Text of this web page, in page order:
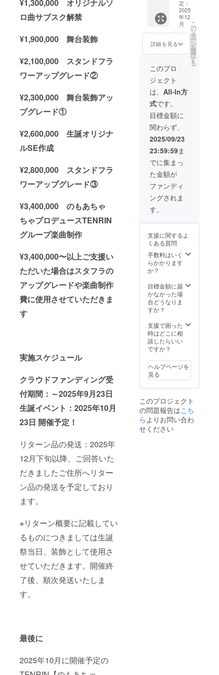
¥1,300,000 オリジナルソ
ロ曲サブスク解禁
¥1,900,000 舞台装飾
¥2,100,000 スタンドフラ
ワーアップグレード②
¥2,300,000 舞台装飾アッ
プグレード①
¥2,600,000 生誕オリジナ
ルSE作成
¥2,800,000 スタンドフラ
ワーアップグレード③
¥3,400,000 のもあちゃ
ちゃプロデュースTENRIN
グループ楽曲制作
¥3,400,000〜以上ご支援い
ただいた場合はスタフラの
アップグレードや楽曲制作
費に使用させていただきま
す
実施スケジュール
クラウドファンディング受
付期間：～2025年9月23日
生誕イベント：2025年10月
23日 開催予定！
リターン品の発送：2025年
12月下旬以降、ご回答いた
だきましたご住所へリター
ン品の発送を予定しており
ます。
※リターン概要に記載してい
るものにつきましては生誕
祭当日、装飾として使用さ
せていただきます。開催終
了後、順次発送いたしま
す。
最後に
2025年10月に開催予定の
状態で
ご自宅
へ発送
させて
いただ
きま
定オリ
ジナル
ネーム
アク
キー 生
誕イラ
ストと
備考欄
に記載
された
お名前
がデザ
インさ
れたオ
リジナ
ルネー
ムアク
キーを
ただき
ます。
開催
後、リ
ターン
品と併
しま
す。 ※
スタン
ボード
のお持
ち帰り
不可 ※7
上のお
名前・
特殊文
字・記
用でき
ませ
ん。使
用され
た場合
支援者
様とし
てお名
前を掲
載させ
ていた
だきま
す。 備
考欄に
記載さ
れたお
名前を
掲載さ
せてい
ただき
ます。
③クラ
ウド
ファン
ディン
グ限定
ブロマ
イド 開
催後、
タレン
ト直筆
た状態
宅へ発
送させ
ていた
だきま
す。 ④
定オリ
ジナル
ネーム
アク
誕イラ
ストと
備考欄
に記載
お名前
がデザ
インさ
れたオ
ルネー
ムアク
キーを
作成さ
せてい
ント当
日、お
名前の
記載さ
れたプ
レート
をお持
ち帰り
希望の
方はス
タッフ
までお
声がけ
くださ
い。 本
体花材
はお持
ち帰り
いただ
けませ
ん。 ②
のぼり
旗 当日
の装飾
に使用
する、
成いた
す。 の
ぼり旗
には備
考欄に
記載さ
名前
（ニッ
クネー
ム可・6
内）を
印刷さ
せてい
ただき
開催
後、タ
レント
直筆サ
入れた
状態で
ご自宅
へ発送
させて
す。 お
花には
備考欄
に記載
された
お名前
（ニッ
クネー
ム可・6
文字以
内）を
印刷し
たプ
レート
を付け
させて
いただ
きま
す。当
日単独
スタン
ド花と
同じ花
材を使
用した
ブーケ
いただ
す。 後
日、単
独スタ
ンド花
の前で
たソロ
チェキ
を郵送
いたし
本体花
材はお
持ち帰
りいた
せん。
②集合
写真SP
クレ
公式
SNS掲
載に使
用する
生誕祭
定：
2025
年12
月
詳細を見る
こ
の
リ
タ
ー
ン
を
選
択
す
る
このプロ
ジェクト
は、 All-In方
式です。
目標金額に
関わらず、
2025/09/23
23:59:59ま
でに集まっ
た金額が
ファンディ
ングされま
す。
支援に関するよ
くある質問
手数料はいく
らかかります
か？
目標金額に届
かなかった場
合どうなりま
すか？
支援で困った
時はどこに相
談したらいい
ですか？
ヘルプページを
見る
このプロジェクト
の問題報告はこち
らよりお問い合わ
せください